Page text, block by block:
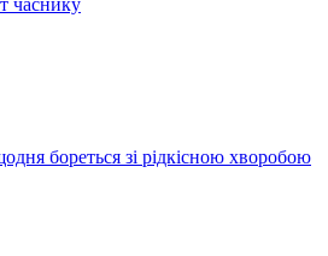
бореться зі рідкісною хворобою